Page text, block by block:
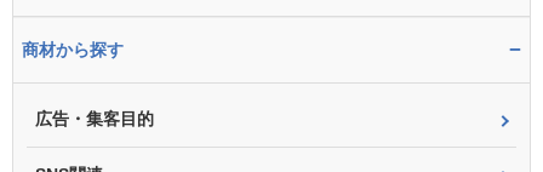
商材から探す −
広告・集客目的